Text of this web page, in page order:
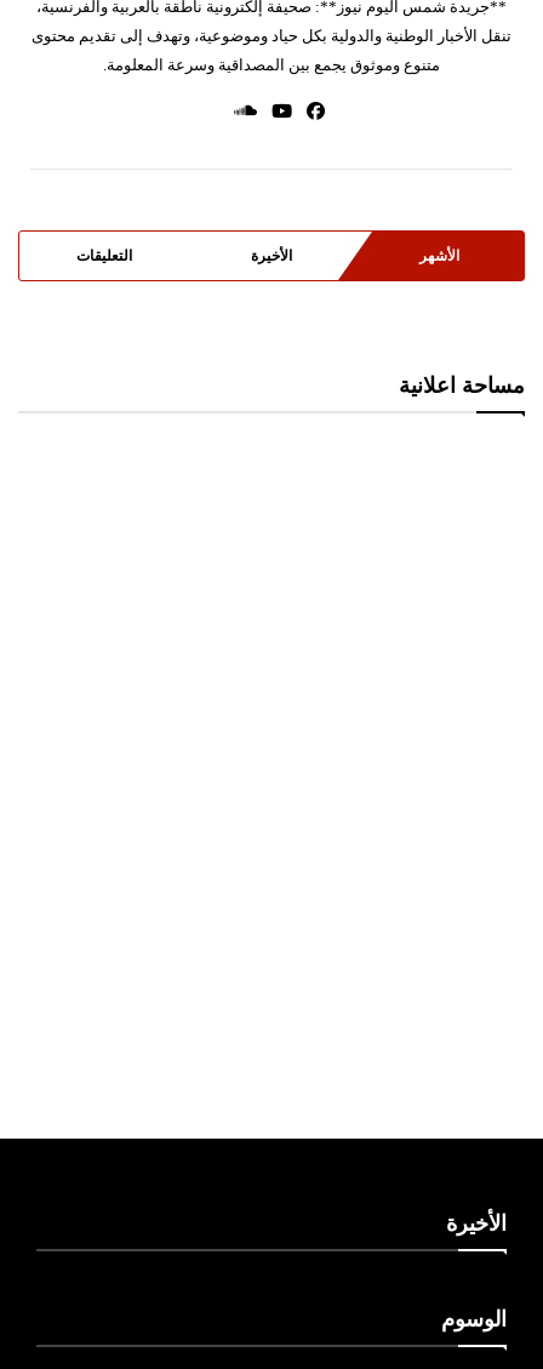
**جريدة شمس اليوم نيوز**: صحيفة إلكترونية ناطقة بالعربية والفرنسية،
تنقل الأخبار الوطنية والدولية بكل حياد وموضوعية، وتهدف إلى تقديم محتوى
متنوع وموثوق يجمع بين المصداقية وسرعة المعلومة.
الأشهر الأخيرة التعليقات
مساحة اعلانية
الأخيرة
الوسوم